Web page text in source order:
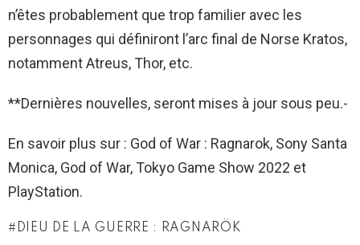
n’êtes probablement que trop familier avec les
personnages qui définiront l’arc final de Norse Kratos,
notamment Atreus, Thor, etc.
**Dernières nouvelles, seront mises à jour sous peu.-
En savoir plus sur : God of War : Ragnarok, Sony Santa
Monica, God of War, Tokyo Game Show 2022 et
PlayStation.
DIEU DE LA GUERRE : RAGNARÖK